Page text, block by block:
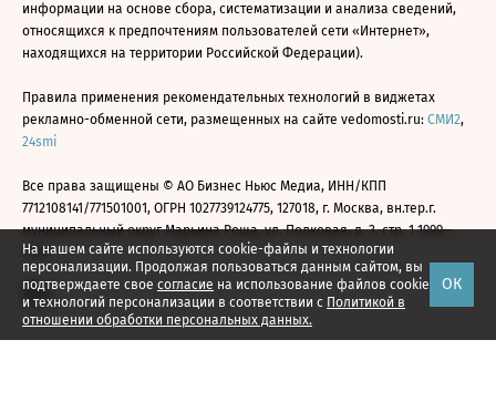
На нашем сайте используются cookie-файлы и технологии
персонализации. Продолжая пользоваться данным сайтом, вы
подтверждаете свое согласие на использование файлов cookie
и технологий персонализации в соответствии с Политикой в
отношении обработки персональных данных.
ОК
информации на основе сбора, систематизации и анализа сведений,
относящихся к предпочтениям пользователей сети «Интернет»,
находящихся на территории Российской Федерации).
Правила применения рекомендательных технологий в виджетах
рекламно-обменной сети, размещенных на сайте vedomosti.ru: СМИ2,
24smi
Все права защищены © АО Бизнес Ньюс Медиа, ИНН/КПП
7712108141/771501001, ОГРН 1027739124775, 127018, г. Москва, вн.тер.г.
муниципальный округ Марьина Роща, ул. Полковая, д. 3, стр. 1 1999—
2026